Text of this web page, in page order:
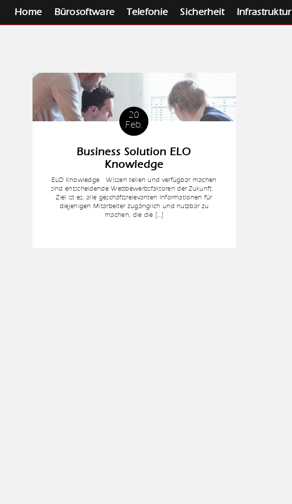
Home Bürosoftware Telefonie Sicherheit Infrastruktur
20
Feb.
Business Solution ELO
Knowledge
ELO Knowledge Wissen teilen und verfügbar machen
sind entscheidende Wettbewerbsfaktoren der Zukunft.
Ziel ist es, alle geschäftsrelevanten Informationen für
diejenigen Mitarbeiter zugänglich und nutzbar zu
machen, die die […]